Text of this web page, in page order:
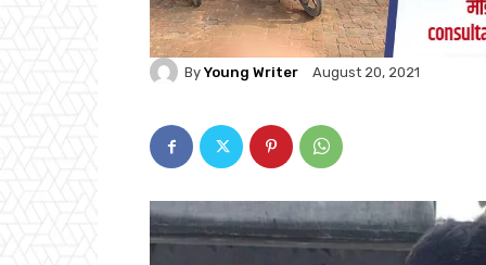
By Young Writer August 20, 2021